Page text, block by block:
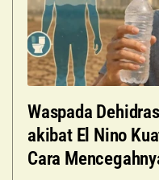
Waspada
akibat El Nino
Cara